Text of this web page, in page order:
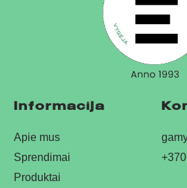
Informacija
Apie mus
Sprendimai
Produktai